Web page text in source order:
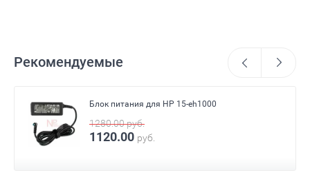
Рекомендуемые
Блок питания для HP 15-eh1000
1280.00руб.
1120.00 руб.